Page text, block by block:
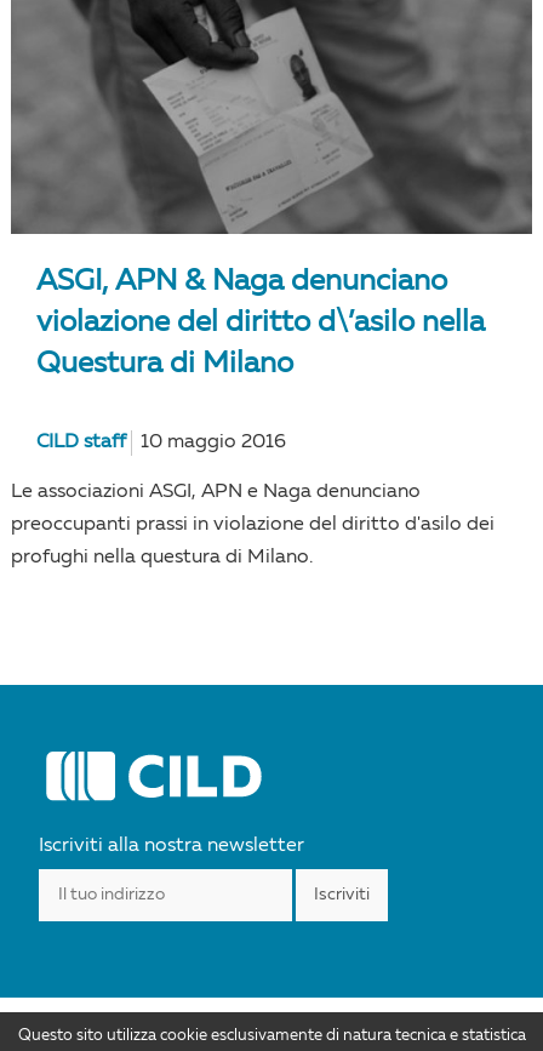
ASGI, APN & Naga denunciano
violazione del diritto d\’asilo nella
Questura di Milano
CILD staff 10 maggio 2016
Le associazioni ASGI, APN e Naga denunciano
preoccupanti prassi in violazione del diritto d'asilo dei
profughi nella questura di Milano.
Iscriviti alla nostra newsletter
Questo sito utilizza cookie esclusivamente di natura tecnica e statistica